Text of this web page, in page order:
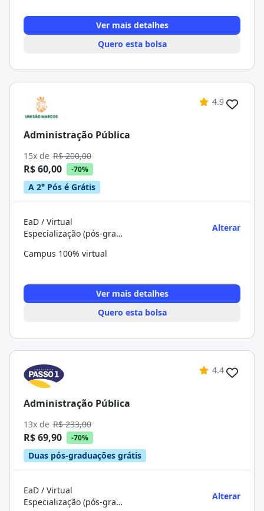
Ver mais detalhes
Quero esta bolsa
4.9
Administração Pública
15x de R$ 200,00
R$ 60,00 -70%
A 2° Pós é Grátis
EaD / Virtual
Especialização (pós-graduação)
Alterar
Campus 100% virtual
Ver mais detalhes
Quero esta bolsa
4.4
Administração Pública
13x de R$ 233,00
R$ 69,90 -70%
Duas pós-graduações grátis
EaD / Virtual
Especialização (pós-graduação)
Alterar